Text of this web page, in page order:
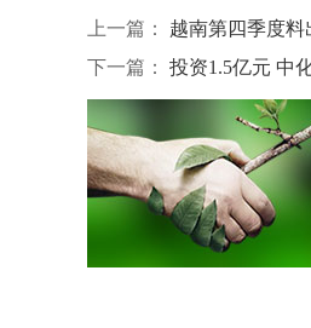
上一篇：
越南第四季度料
下一篇：
投资1.5亿元 中